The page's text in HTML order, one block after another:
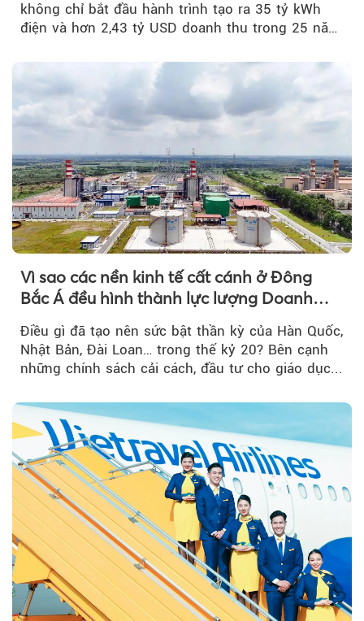
không chỉ bắt đầu hành trình tạo ra 35 tỷ kWh
điện và hơn 2,43 tỷ USD doanh thu trong 25 năm
Vì sao các nền kinh tế cất cánh ở Đông
Bắc Á đều hình thành lực lượng Doanh
Điều gì đã tạo nên sức bật thần kỳ của Hàn Quốc,
Nhật Bản, Đài Loan… trong thế kỷ 20? Bên cạnh
những chính sách cải cách, đầu tư cho giáo dục...